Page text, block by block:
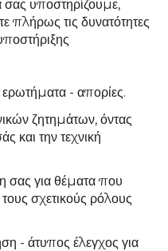
υποστηρίζουμε,
πλήρως τις δυνατότητες
- απορίες.
ζητημάτων, όντας
και την τεχνική
σας για θέματα που
σχετικούς ρόλους
- άτυπος έλεγχος για